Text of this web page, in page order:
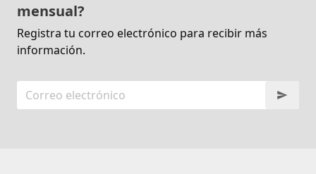
mensual?
Registra tu correo electrónico para recibir más
información.